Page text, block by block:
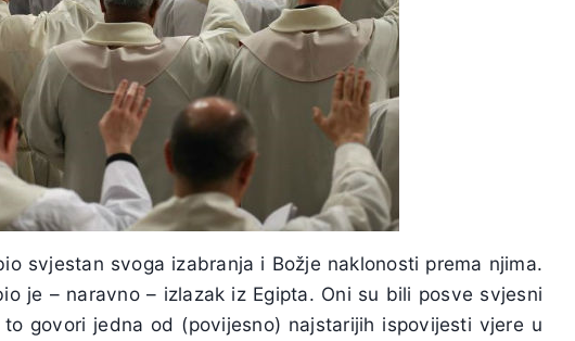
svjestan svoga izabranja i Božje naklonosti prema njima.
je – naravno – izlazak iz Egipta. Oni su bili posve svjesni
govori jedna od (povijesno) najstarijih ispovijesti vjere u